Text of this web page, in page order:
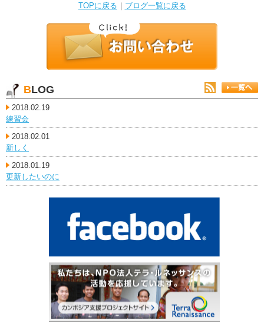
TOPに戻る ｜ ブログ一覧に戻る
BLOG
2018.02.19
練習会
2018.02.01
新しく
2018.01.19
更新したいのに